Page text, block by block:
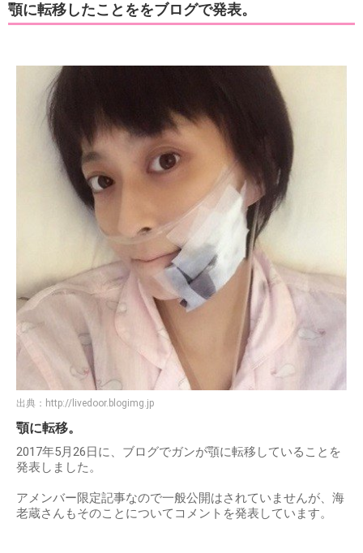
顎に転移したことををブログで発表。
出典： http://livedoor.blogimg.jp
顎に転移。
2017年5月26日に、ブログでガンが顎に転移していることを
発表しました。
アメンバー限定記事なので一般公開はされていませんが、海
老蔵さんもそのことについてコメントを発表しています。